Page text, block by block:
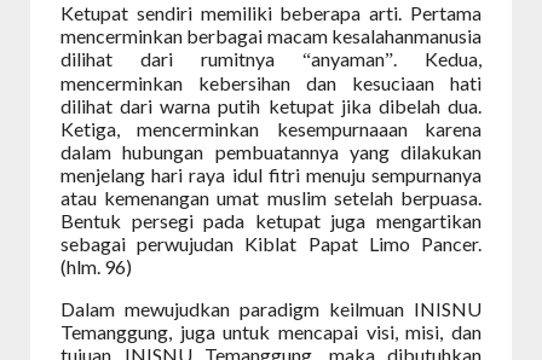
Ketupat sendiri memiliki beberapa arti. Pertama
mencerminkan berbagai macam kesalahanmanusia
dilihat dari rumitnya “anyaman”. Kedua,
mencerminkan kebersihan dan kesuciaan hati
dilihat dari warna putih ketupat jika dibelah dua.
Ketiga, mencerminkan kesempurnaaan karena
dalam hubungan pembuatannya yang dilakukan
menjelang hari raya idul fitri menuju sempurnanya
atau kemenangan umat muslim setelah berpuasa.
Bentuk persegi pada ketupat juga mengartikan
sebagai perwujudan Kiblat Papat Limo Pancer.
(hlm. 96)
Dalam mewujudkan paradigm keilmuan INISNU
Temanggung, juga untuk mencapai visi, misi, dan
tujuan INISNU Temanggung, maka dibutuhkan